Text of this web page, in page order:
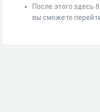
После этого здесь
вы сможете